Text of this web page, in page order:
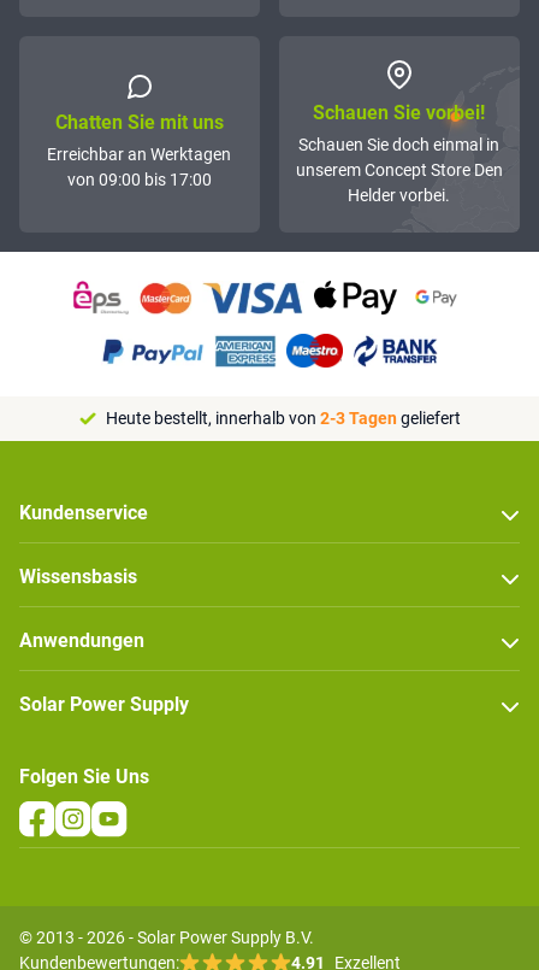
Chatten Sie mit uns
Erreichbar an Werktagen
von 09:00 bis 17:00
Schauen Sie vorbei!
Schauen Sie doch einmal in
unserem Concept Store Den
Helder vorbei.
Heute bestellt, innerhalb von 2-3 Tagengeliefert
Kundenservice
Wissensbasis
Anwendungen
Solar Power Supply
Folgen Sie Uns
© 2013 - 2026 - Solar Power Supply B.V.
Kundenbewertungen:
4.91 Exzellent